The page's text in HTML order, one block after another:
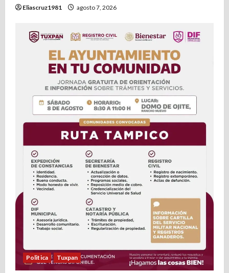
Eliascruz1981 agosto 7, 2026
Politica Tuxpan